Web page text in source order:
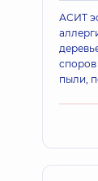
АСИТ
пыли,